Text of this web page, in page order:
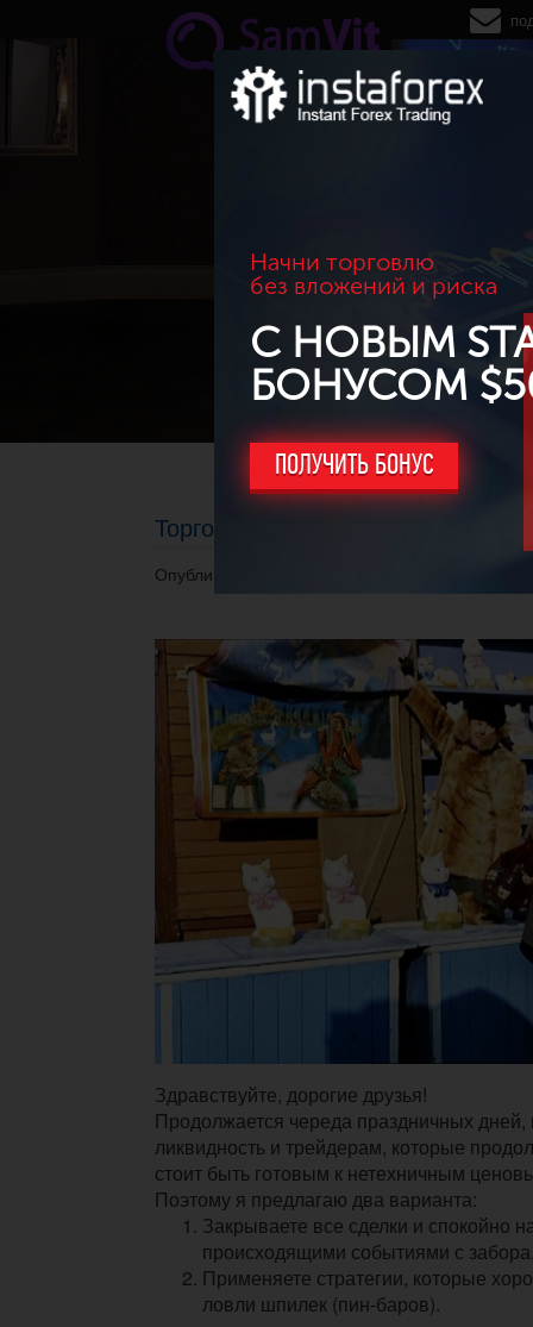
Перейти к основному содержанию
Начни торговлю
без вложений и риска
С НОВЫМ
БОНУСОМ
ПОЛУЧИТЬ БОНУС
Торговля во время новогодних
Опубликовано 24.12.2017 в 20:54.
Здравствуйте, дорогие друзья!
Продолжается череда праздничных
ликвидность и трейдерам, которые
стоит быть готовым к нетехничным
Поэтому я предлагаю два варианта:
Закрываете все сделки и спокойно
происходящими событиями с
Применяете стратегии, которые
ловли шпилек (пин-баров).